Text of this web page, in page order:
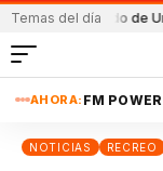
Temas del día
el partido de Unión y
AHORA: FM
NOTICIAS RECREO